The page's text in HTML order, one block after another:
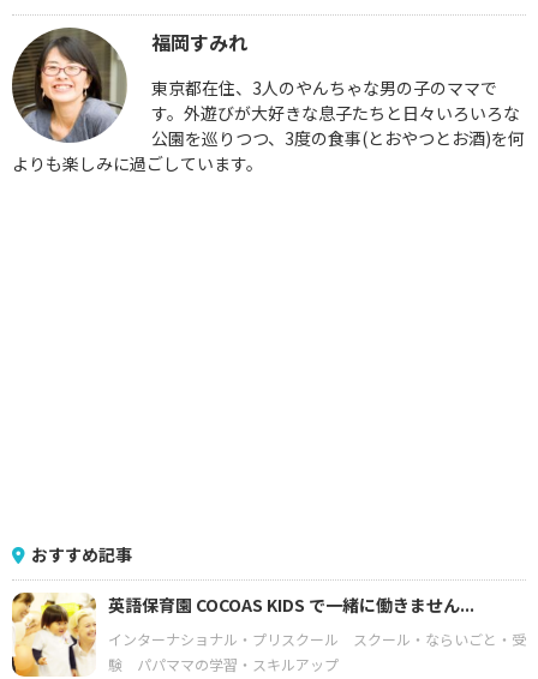
福岡すみれ
東京都在住、3人のやんちゃな男の子のママで
す。外遊びが大好きな息子たちと日々いろいろな
公園を巡りつつ、3度の食事(とおやつとお酒)を何
よりも楽しみに過ごしています。
おすすめ記事
英語保育園 COCOAS KIDS で一緒に働きません...
インターナショナル・プリスクール
スクール・ならいごと・受
験
パパママの学習・スキルアップ